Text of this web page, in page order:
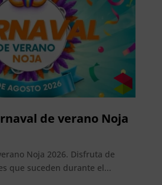
de verano Noja
Noja 2026. Disfruta de
que suceden durante el...